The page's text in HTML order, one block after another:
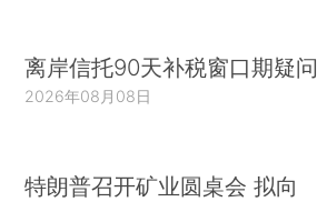
离岸信托90天补税窗口期疑问
2026年08月08日
特朗普召开矿业圆桌会 拟向